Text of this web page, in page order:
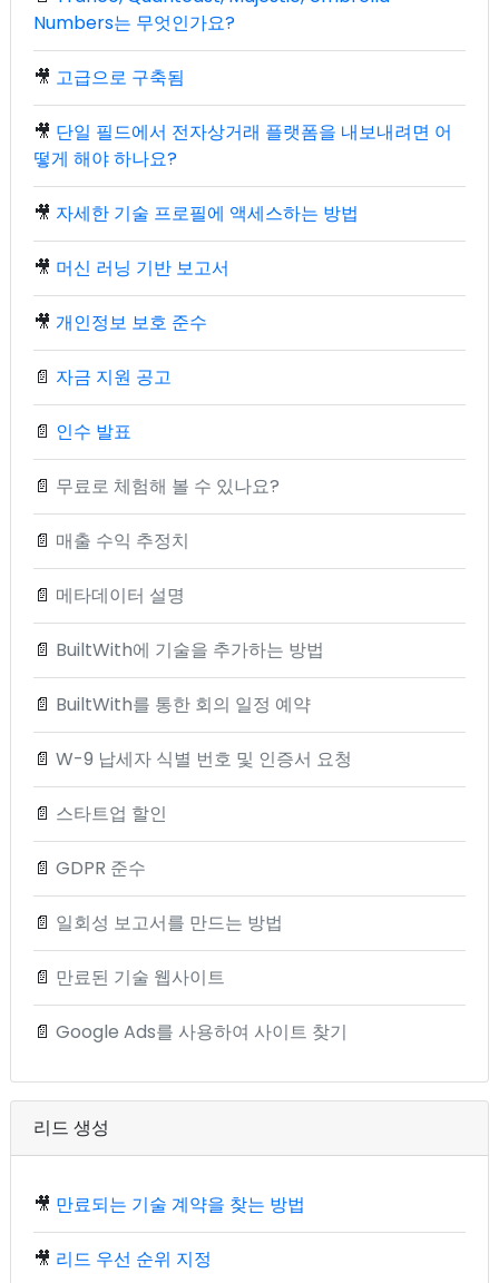
Numbers는 무엇인가요?
🎥 고급으로 구축됨
🎥 단일 필드에서 전자상거래 플랫폼을 내보내려면 어
떻게 해야 하나요?
🎥 자세한 기술 프로필에 액세스하는 방법
🎥 머신 러닝 기반 보고서
🎥 개인정보 보호 준수
📄 자금 지원 공고
📄 인수 발표
📄 무료로 체험해 볼 수 있나요?
📄 매출 수익 추정치
📄 메타데이터 설명
📄 BuiltWith에 기술을 추가하는 방법
📄 BuiltWith를 통한 회의 일정 예약
📄 W-9 납세자 식별 번호 및 인증서 요청
📄 스타트업 할인
📄 GDPR 준수
📄 일회성 보고서를 만드는 방법
📄 만료된 기술 웹사이트
📄 Google Ads를 사용하여 사이트 찾기
리드 생성
🎥 만료되는 기술 계약을 찾는 방법
🎥 리드 우선 순위 지정